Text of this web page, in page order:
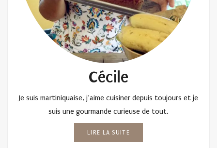
Cécile
Je suis martiniquaise, j’aime cuisiner depuis toujours et je
suis une gourmande curieuse de tout.
LIRE LA SUITE